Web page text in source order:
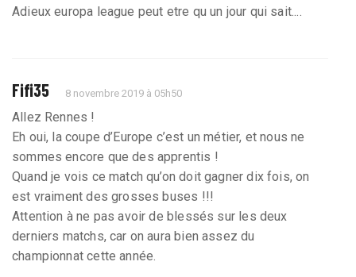
Adieux europa league peut etre qu un jour qui sait....
Fifi35 8 novembre 2019 à 05h50
Allez Rennes !
Eh oui, la coupe d’Europe c’est un métier, et nous ne
sommes encore que des apprentis !
Quand je vois ce match qu’on doit gagner dix fois, on
est vraiment des grosses buses !!!
Attention à ne pas avoir de blessés sur les deux
derniers matchs, car on aura bien assez du
championnat cette année.